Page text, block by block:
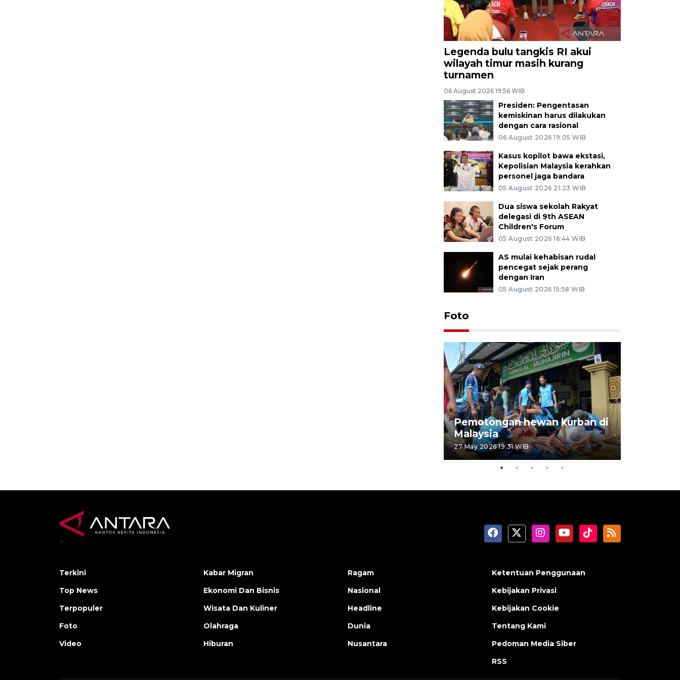
Legenda bulu tangkis RI akui
wilayah timur masih kurang
turnamen
06 August 2026 19:56 WIB
Presiden: Pengentasan
kemiskinan harus dilakukan
dengan cara rasional
06 August 2026 19:05 WIB
Kasus kopilot bawa ekstasi,
Kepolisian Malaysia kerahkan
personel jaga bandara
05 August 2026 21:23 WIB
Dua siswa sekolah Rakyat
delegasi di 9th ASEAN
Children's Forum
05 August 2026 16:44 WIB
AS mulai kehabisan rudal
pencegat sejak perang
dengan Iran
05 August 2026 15:58 WIB
Foto
Pemotongan hewan kurban di
Malaysia
27 May 2026 19:31 WIB
>
Terkini
Top News
Terpopuler
Foto
Video
Kabar Migran
Ekonomi Dan Bisnis
Wisata Dan Kuliner
Olahraga
Hiburan
Ragam
Nasional
Headline
Dunia
Nusantara
Ketentuan Penggunaan
Kebijakan Privasi
Kebijakan Cookie
Tentang Kami
Pedoman Media Siber
RSS